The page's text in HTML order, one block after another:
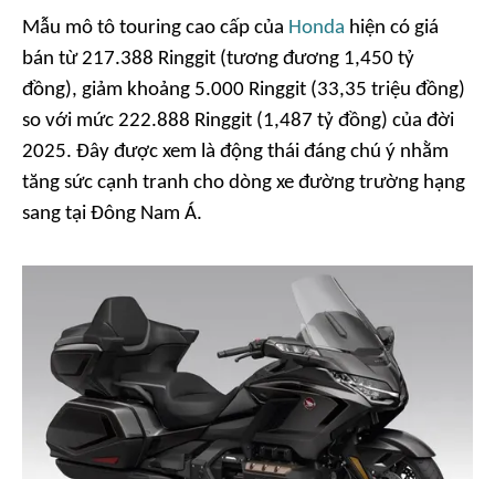
Mẫu mô tô touring cao cấp của Honda hiện có giá
bán từ 217.388 Ringgit (tương đương 1,450 tỷ
đồng), giảm khoảng 5.000 Ringgit (33,35 triệu đồng)
so với mức 222.888 Ringgit (1,487 tỷ đồng) của đời
2025. Đây được xem là động thái đáng chú ý nhằm
tăng sức cạnh tranh cho dòng xe đường trường hạng
sang tại Đông Nam Á.